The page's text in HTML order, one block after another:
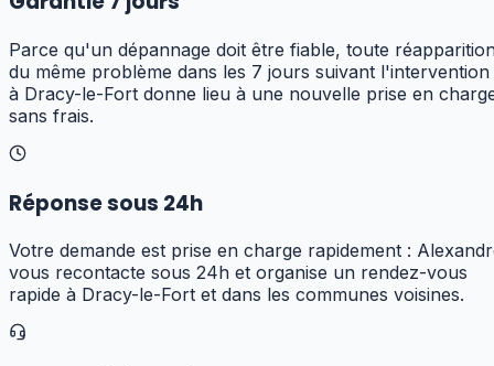
Parce qu'un dépannage doit être fiable, toute
du même problème dans les 7 jours suivant l'intervention
à Dracy-le-Fort donne lieu à une nouvelle prise en
sans frais.
Réponse sous 24h
Votre demande est prise en charge rapidement :
vous recontacte sous 24h et organise un rendez-vous
rapide à Dracy-le-Fort et dans les communes voisines.